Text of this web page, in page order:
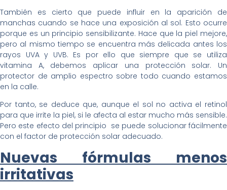
También es cierto que puede influir en la aparición de
manchas cuando se hace una exposición al sol. Esto ocurre
porque es un principio sensibilizante. Hace que la piel mejore,
pero al mismo tiempo se encuentra más delicada antes los
rayos UVA y UVB. Es por ello que siempre que se utiliza
vitamina A, debemos aplicar una protección solar. Un
protector de amplio espectro sobre todo cuando estamos
en la calle.
Por tanto, se deduce que, aunque el sol no activa el retinol
para que irrite la piel, si le afecta al estar mucho más sensible.
Pero este efecto del principio se puede solucionar fácilmente
con el factor de protección solar adecuado.
Nuevas fórmulas menos
irritativas